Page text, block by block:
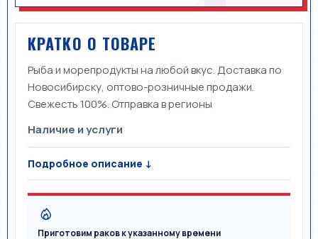
КРАТКО О ТОВАРЕ
Рыба и морепродукты на любой вкус. Доставка по
Новосибирску, оптово-розничные продажи.
Свежесть 100%. Отправка в регионы
Наличие и услуги
Подробное описание ↓
Приготовим раков к указанному времени